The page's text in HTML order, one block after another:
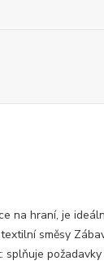
na hraní, je
směsy
splňuje